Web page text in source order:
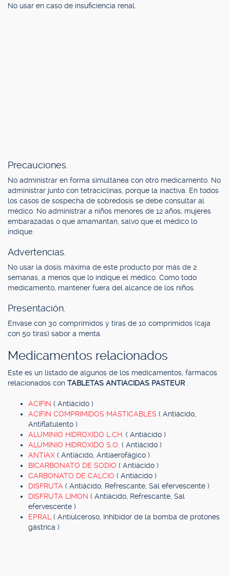
No usar en caso de insuficiencia renal.
Precauciones.
No administrar en forma simultánea con otro medicamento. No
administrar junto con tetraciclinas, porque la inactiva. En todos
los casos de sospecha de sobredosis se debe consultar al
médico. No administrar a niños menores de 12 años, mujeres
embarazadas o que amamantan, salvo que el médico lo
indique.
Advertencias.
No usar la dosis máxima de este producto por más de 2
semanas, a menos que lo indique el médico. Como todo
medicamento, mantener fuera del alcance de los niños.
Presentación.
Envase con 30 comprimidos y tiras de 10 comprimidos (caja
con 50 tiras) sabor a menta.
Medicamentos relacionados
Este es un listado de algunos de los medicamentos, fármacos
relacionados con TABLETAS ANTIACIDAS PASTEUR
ACIFIN ( Antiácido )
ACIFIN COMPRIMIDOS MASTICABLES ( Antiácido,
Antiflatulento )
ALUMINIO HIDROXIDO L.CH. ( Antiácido )
ALUMINIO HIDROXIDO S.O. ( Antiácido )
ANTIAX ( Antiácido, Antiaerofágico )
BICARBONATO DE SODIO ( Antiácido )
CARBONATO DE CALCIO ( Antiácido )
DISFRUTA ( Antiácido, Refrescante, Sal efervescente )
DISFRUTA LIMON ( Antiácido, Refrescante, Sal
efervescente )
EPRAL ( Antiulceroso, Inhibidor de la bomba de protones
gástrica )